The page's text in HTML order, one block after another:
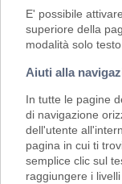
E' possibile
superiore della
modalità solo
Aiuti alla
In tutte le pagine
di navigazione
dell'utente
pagina in cui ti
semplice clic sul
raggiungere i